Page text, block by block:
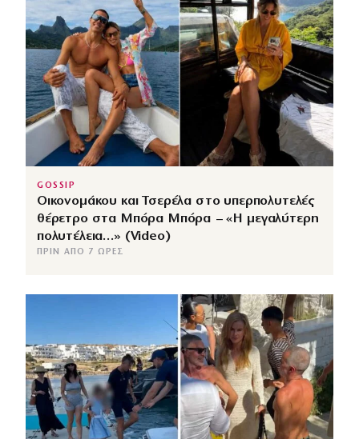
GOSSIP
Οικονομάκου και Τσερέλα στο υπερπολυτελές
θέρετρο στα Μπόρα Μπόρα – «Η μεγαλύτερη
πολυτέλεια…» (Video)
ΠΡΙΝ ΑΠΌ 7 ΏΡΕΣ